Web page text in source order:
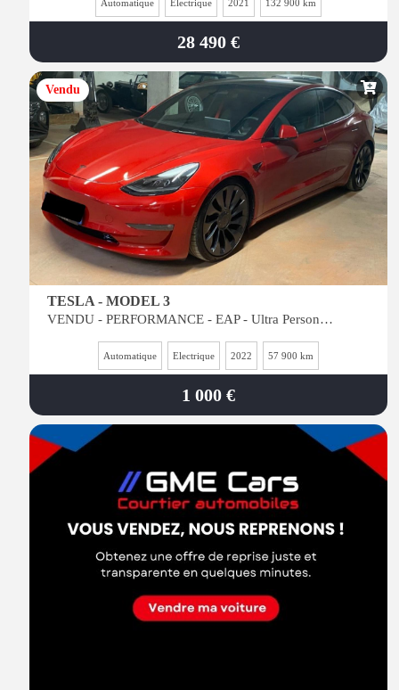
Automatique Electrique 2021 132 900 km
28 490 €
Vendu
TESLA - MODEL 3
VENDU - PERFORMANCE - EAP - Ultra Personnalisée - Voir OPTION et Vidéo - BAT 82Kw
Automatique Electrique 2022 57 900 km
1 000 €